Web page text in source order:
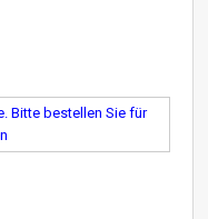
Bitte bestellen Sie für